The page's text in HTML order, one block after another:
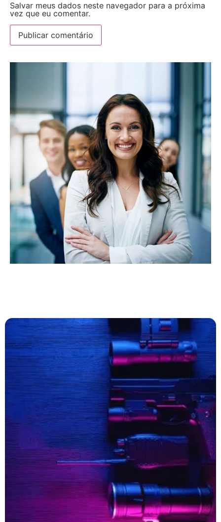
Salvar meus dados neste navegador para a próxima
vez que eu comentar.